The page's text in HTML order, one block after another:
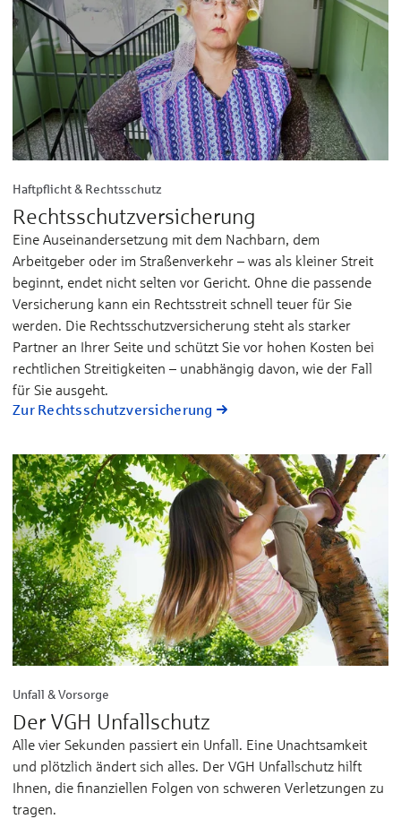
Haftpflicht & Rechtsschutz
Rechtsschutzversicherung
Eine Auseinandersetzung mit dem Nachbarn, dem
Arbeitgeber oder im Straßenverkehr – was als kleiner Streit
beginnt, endet nicht selten vor Gericht. Ohne die passende
Versicherung kann ein Rechtsstreit schnell teuer für Sie
werden. Die Rechtsschutzversicherung steht als starker
Partner an Ihrer Seite und schützt Sie vor hohen Kosten bei
rechtlichen Streitigkeiten – unabhängig davon, wie der Fall
für Sie ausgeht.
Zur Rechtsschutzversicherung
Unfall & Vorsorge
Der VGH Unfallschutz
Alle vier Sekunden passiert ein Unfall. Eine Un­acht­samkeit
und plötz­lich ändert sich alles. Der VGH Unfall­schutz hilft
Ihnen, die finan­ziellen Folgen von schweren Ver­letz­ungen zu
tra­gen.